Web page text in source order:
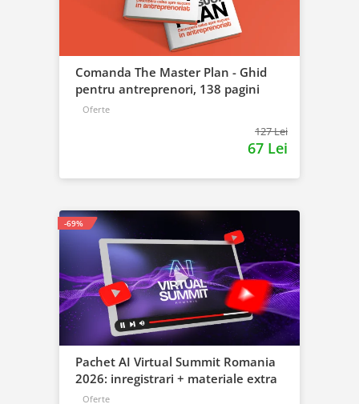
Comanda The Master Plan - Ghid
pentru antreprenori, 138 pagini
Oferte
127 Lei
67 Lei
Pachet AI Virtual Summit Romania
2026: inregistrari + materiale extra
Oferte
-69%